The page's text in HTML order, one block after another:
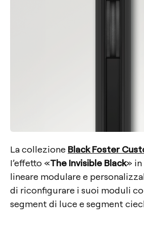
La collezione Black Foster
I’effetto «The Invisible Black» in
lineare modulare e
di riconfigurare i suoi moduli
segment di luce e segment